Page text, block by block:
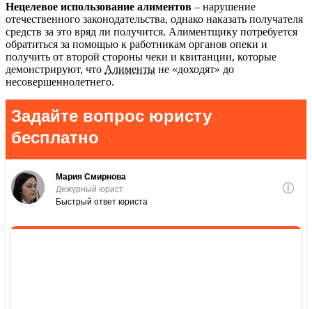
Нецелевое использование алиментов – нарушение
отечественного законодательства, однако наказать получателя
средств за это вряд ли получится. Алиментщику потребуется
обратиться за помощью к работникам органов опеки и
получить от второй стороны чеки и квитанции, которые
демонстрируют, что Алименты не «доходят» до
несовершеннолетнего.